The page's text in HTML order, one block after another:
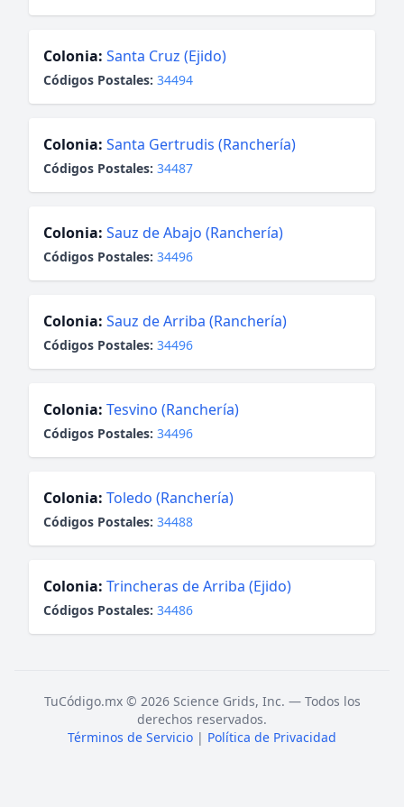
Colonia: Santa Cruz (Ejido)
Códigos Postales: 34494
Colonia: Santa Gertrudis (Ranchería)
Códigos Postales: 34487
Colonia: Sauz de Abajo (Ranchería)
Códigos Postales: 34496
Colonia: Sauz de Arriba (Ranchería)
Códigos Postales: 34496
Colonia: Tesvino (Ranchería)
Códigos Postales: 34496
Colonia: Toledo (Ranchería)
Códigos Postales: 34488
Colonia: Trincheras de Arriba (Ejido)
Códigos Postales: 34486
TuCódigo.mx © 2026 Science Grids, Inc. — Todos los
derechos reservados.
Términos de Servicio | Política de Privacidad